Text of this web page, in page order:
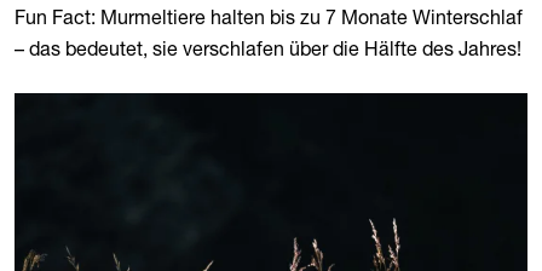
Fun Fact: Murmeltiere halten bis zu 7 Monate Winterschlaf
– das bedeutet, sie verschlafen über die Hälfte des Jahres!